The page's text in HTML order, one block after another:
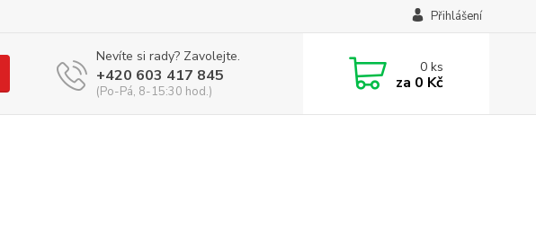
Přihlášení
Nevíte si rady? Zavolejte.
+420 603 417 845
(Po-Pá, 8-15:30 hod.)
0ks
za 0 Kč